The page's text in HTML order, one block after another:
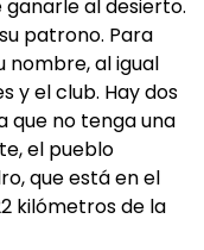
al desierto.
patrono. Para
nombre, al igual
y el club. Hay dos
que no tenga una
el pueblo
que está en el
kilómetros de la